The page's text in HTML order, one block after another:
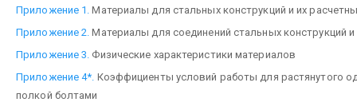
Приложение 1. Материалы для стальных конструкций и их
Приложение 2.Материалы для соединений стальных конструкций
Приложение 3. Физические характеристики материалов
Приложение 4*. Коэффициенты условий работы для растянутого
полкой болтами